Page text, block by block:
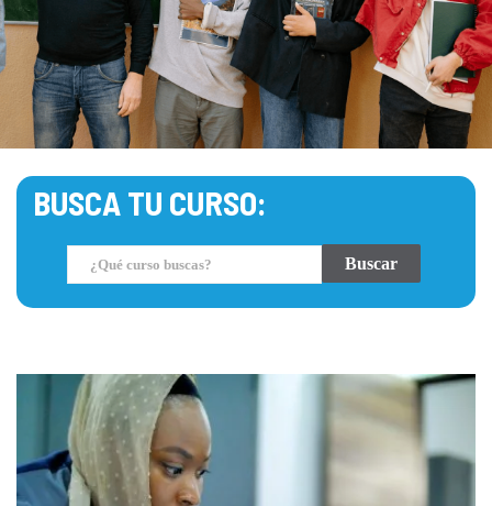
BUSCA TU CURSO: